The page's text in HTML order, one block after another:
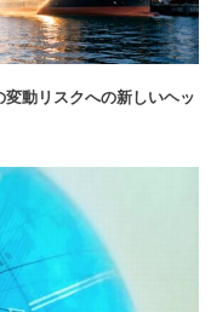
動リスクへの新しいヘッ